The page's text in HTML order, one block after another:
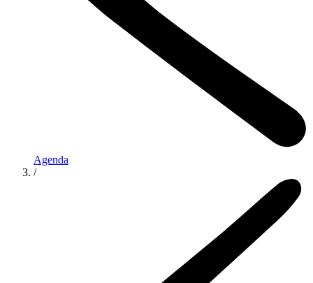
Agenda
/